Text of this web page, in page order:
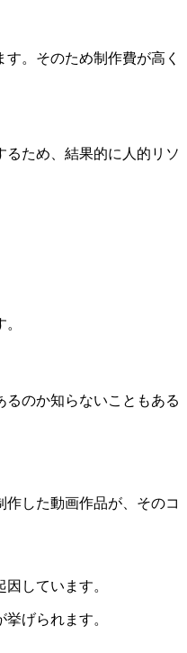
。そのため制作費が高く
ため、結果的に人的リソ
のか知らないこともある
した動画作品が、そのコ
しています。
げられます。